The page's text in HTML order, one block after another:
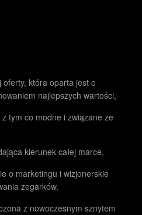
która oparta jest o
najlepszych wartości,
tym co modne i związane ze
kierunek całej marce,
o marketingu i wizjonerskie
zegarków,
z nowoczesnym sznytem